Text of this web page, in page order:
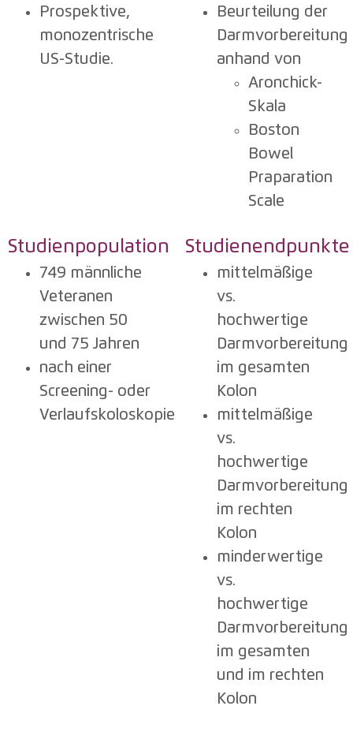
Prospektive,
monozentrische
US-Studie.
Beurteilung der
Darmvorbereitung
anhand von
Aronchick-
Skala
Boston
Bowel
Praparation
Scale
Studienpopulation
749 männliche
Veteranen
zwischen 50
und 75 Jahren
nach einer
Screening- oder
Verlaufskoloskopie
Studienendpunkte
mittelmäßige
vs.
hochwertige
Darmvorbereitung
im gesamten
Kolon
mittelmäßige
vs.
hochwertige
Darmvorbereitung
im rechten
Kolon
minderwertige
vs.
hochwertige
Darmvorbereitung
im gesamten
und im rechten
Kolon